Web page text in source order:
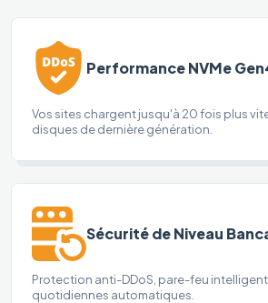
Performance NVMe
Vos sites chargent jusqu'à 20 fois plus
disques de dernière génération.
Sécurité de Niveau
Protection anti-DDoS, pare-feu
quotidiennes automatiques.